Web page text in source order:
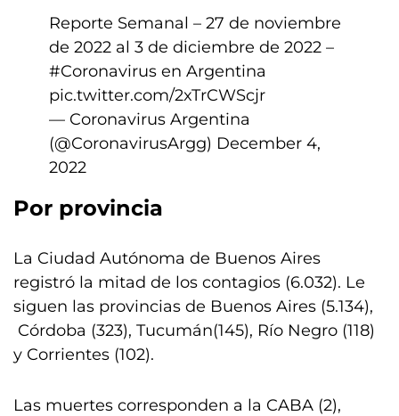
Reporte Semanal – 27 de noviembre
de 2022 al 3 de diciembre de 2022 –
#Coronavirus en Argentina
pic.twitter.com/2xTrCWScjr
— Coronavirus Argentina
(@CoronavirusArgg) December 4,
2022
Por provincia
La Ciudad Autónoma de Buenos Aires
registró la mitad de los contagios (6.032). Le
siguen las provincias de Buenos Aires (5.134),
Córdoba (323), Tucumán(145), Río Negro (118)
y Corrientes (102).
Las muertes corresponden a la CABA (2),